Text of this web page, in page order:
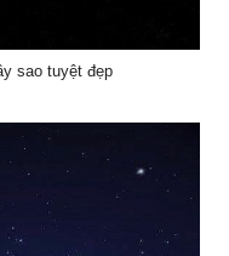
sao tuyệt đẹp